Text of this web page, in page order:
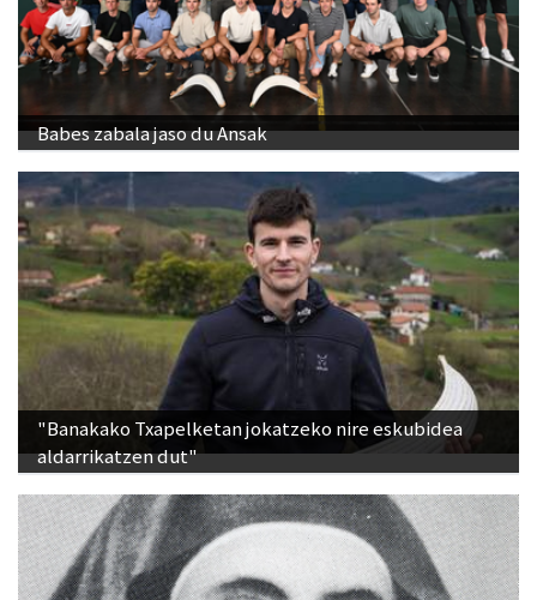
Babes zabala jaso du Ansak
"Banakako Txapelketan jokatzeko nire eskubidea
aldarrikatzen dut"